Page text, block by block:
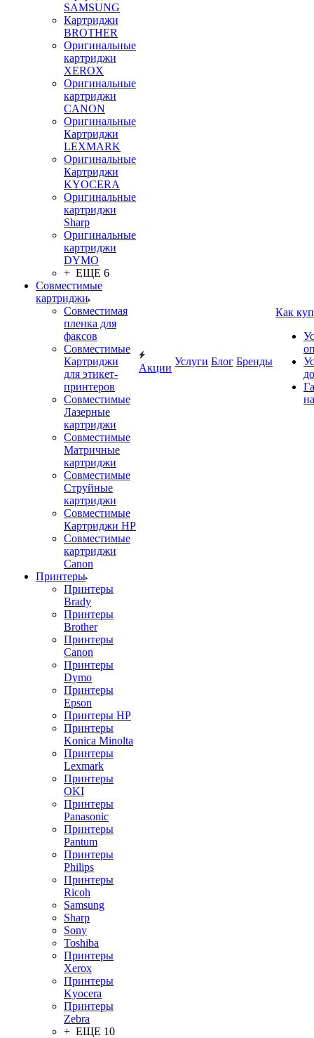
SAMSUNG
Картриджи
BROTHER
Оригинальные
картриджи
XEROX
Оригинальные
картриджи
CANON
Оригинальные
Картриджи
LEXMARK
Оригинальные
Картриджи
KYOCERA
Оригинальные
картриджи
Sharp
Оригинальные
картриджи
DYMO
+ ЕЩЕ 6
Совместимые
картриджи
Совместимая
пленка для
факсов
Совместимые
Картриджи
для этикет-
принтеров
Совместимые
Лазерные
картриджи
Совместимые
Матричные
картриджи
Совместимые
Струйные
картриджи
Совместимые
Картриджи HP
Совместимые
картриджи
Canon
Принтеры
Принтеры
Brady
Принтеры
Brother
Принтеры
Canon
Принтеры
Dymo
Принтеры
Epson
Принтеры HP
Принтеры
Konica Minolta
Принтеры
Lexmark
Принтеры
OKI
Принтеры
Panasonic
Принтеры
Pantum
Принтеры
Philips
Принтеры
Ricoh
Samsung
Sharp
Sony
Toshiba
Принтеры
Xerox
Принтеры
Kyocera
Принтеры
Zebra
+ ЕЩЕ 10
Акции
Услуги Блог Бренды
Как